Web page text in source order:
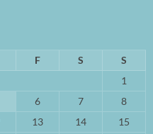
F S
S
1
6 7
8
13 14 15